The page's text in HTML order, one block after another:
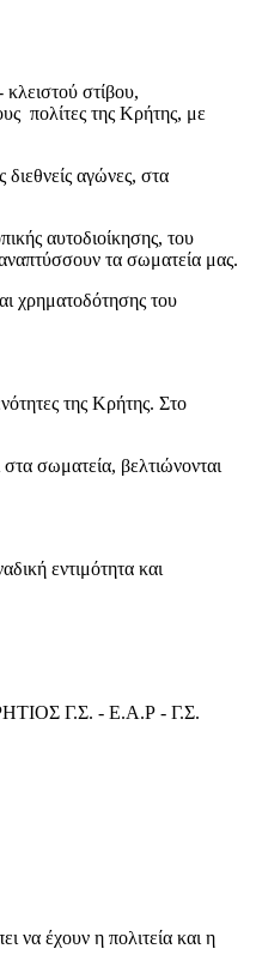
στίβου,
πολίτες της Κρήτης, με
αγώνες, στα
αυτοδιοίκησης, του
τα σωματεία μας.
χρηματοδότησης του
της Κρήτης. Στο
σωματεία, βελτιώνονται
εντιμότητα και
Γ.Σ. - Ε.Α.Ρ - Γ.Σ.
έχουν η πολιτεία και η